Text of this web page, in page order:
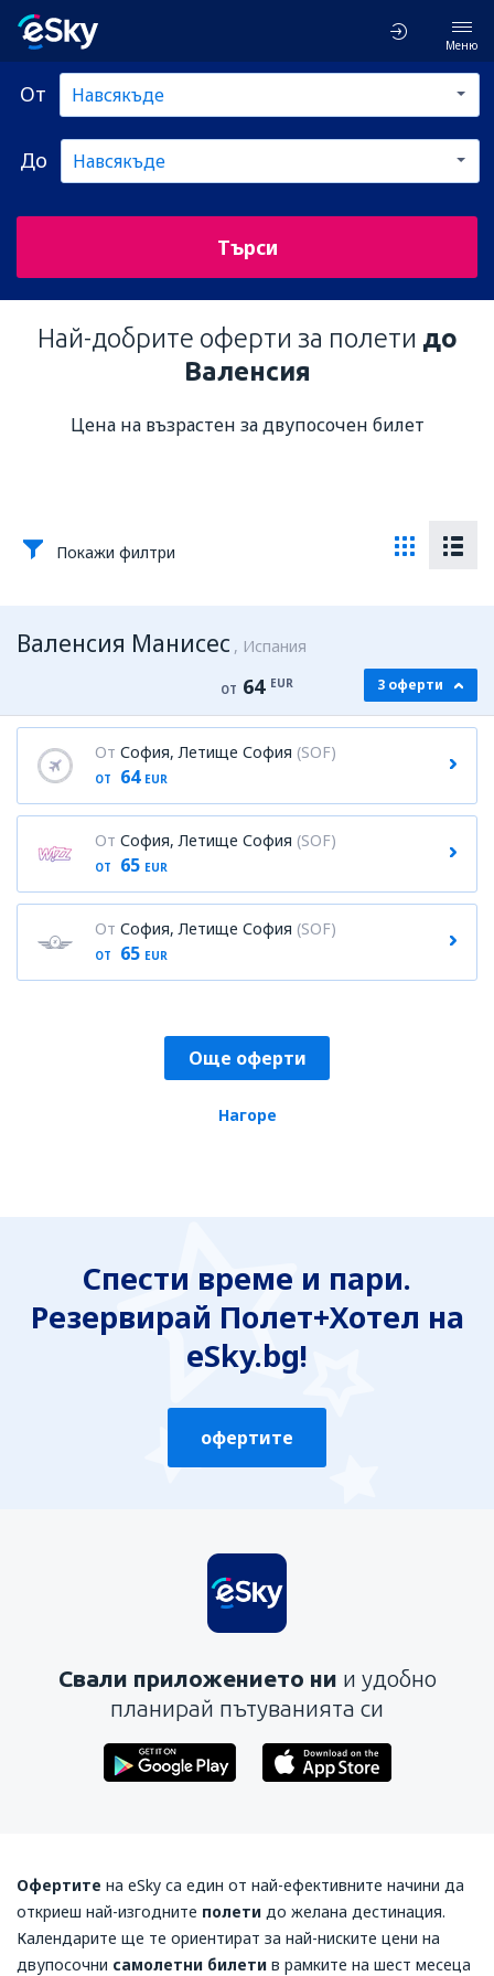
Меню
От
До
Търси
Най-добрите оферти за полети до
Валенсия
Цена на възрастен за двупосочен билет
Покажи филтри
Валенсия Манисес Испания
ОТ 64 EUR 3 оферти
От София, Летище София (SOF)
ОТ 64 EUR
От София, Летище София (SOF)
ОТ 65 EUR
От София, Летище София (SOF)
ОТ 65 EUR
Още оферти
Нагоре
Спести време и пари.
Резервирай Полет+Хотел на
eSky.bg!
офертите
Свали приложението ни и удобно
планирай пътуванията си
Офертите на eSky са един от най-ефективните начини да
откриеш най-изгодните полети до желана дестинация.
Календарите ще те ориентират за най-ниските цени на
двупосочни самолетни билети в рамките на шест месеца